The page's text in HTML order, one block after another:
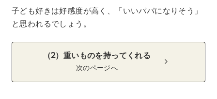
子ども好きは好感度が高く、「いいパパになりそう」
と思われるでしょう。
（2）重いものを持ってくれる
次のページへ